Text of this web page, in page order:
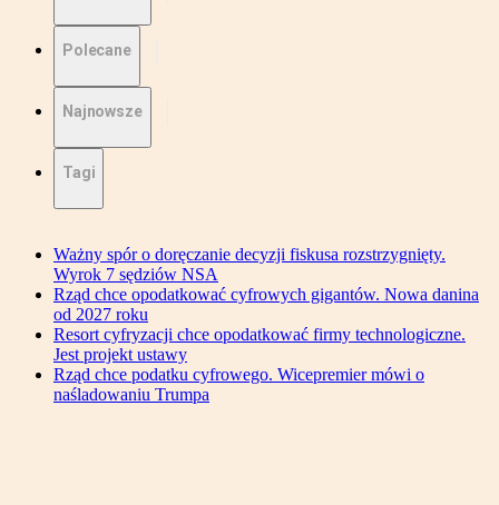
Polecane
Najnowsze
Tagi
Ważny spór o doręczanie decyzji fiskusa rozstrzygnięty.
Wyrok 7 sędziów NSA
Rząd chce opodatkować cyfrowych gigantów. Nowa danina
od 2027 roku
Resort cyfryzacji chce opodatkować firmy technologiczne.
Jest projekt ustawy
Rząd chce podatku cyfrowego. Wicepremier mówi o
naśladowaniu Trumpa